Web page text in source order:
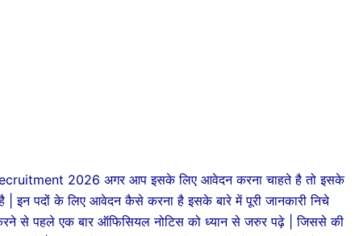
2026 अगर आप इसके लिए आवेदन करना चाहते है तो इसके
| इन पदों के लिए आवेदन कैसे करना है इसके बारे में पूरी जानकारी निचे
से पहले एक बार ऑफिसियल नोटिस को ध्यान से जरुर पढ़े | जिससे की